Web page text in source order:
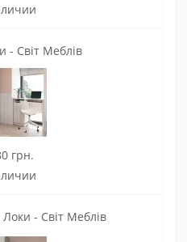
- Світ Меблів
грн.
- Світ Меблів